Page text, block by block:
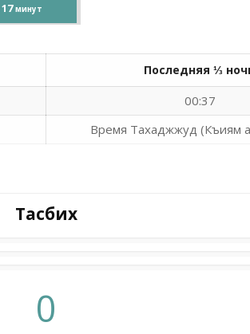
17 минут
Последняя ⅓
00:37
Время Тахаджжуд (Къиям
Тасбих
0